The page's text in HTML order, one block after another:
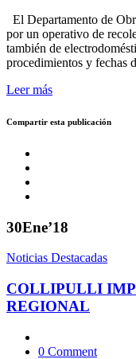
El Departamento de
por un operativo de
también de
procedimientos y fechas
Leer más
Compartir esta publicación
30Ene’18
Noticias Destacadas
COLLIPULLI
REGIONAL
0 Comment